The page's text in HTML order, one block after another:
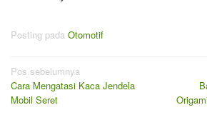
Posting pada Otomotif
Navigasi
pos
Pos sebelumnya
Cara Mengatasi Kaca Jendela
Mobil Seret